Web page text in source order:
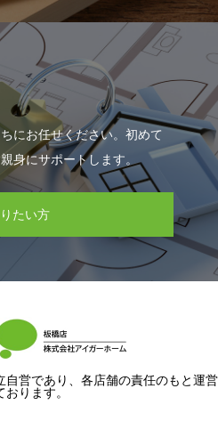
にお任せください。初めて
身にサポートします。
たい方
営であり、各店舗の責任のもと運営
おります。